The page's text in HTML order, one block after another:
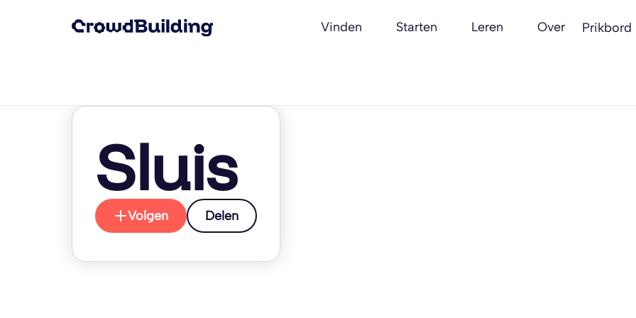
Vinden Starten Leren Over Prikbord
Sluis
Volgen Delen